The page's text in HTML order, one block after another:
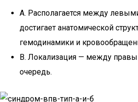
А. Располагается между
достигает анатомической
гемодинамики и
B. Локализация — между
очередь.